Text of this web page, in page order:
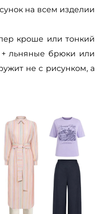
на всем изделии
кроше или тонкий
льняные брюки или
не с рисунком, а